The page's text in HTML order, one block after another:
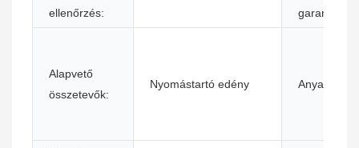
ellenőrzés:
garanciája:
Alapvető
összetevők:
Nyomástartó edény Anyag: